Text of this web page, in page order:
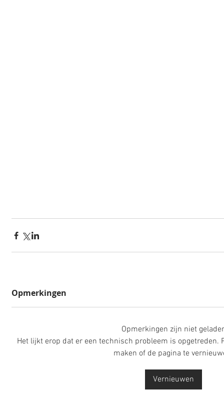
Opmerkingen
Opmerkingen zijn niet
Het lijkt erop dat er een technisch probleem is opgetreden.
maken of de pagina te
Vernieuwen